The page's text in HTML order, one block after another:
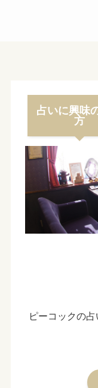
占いに興味
方
ピーコックの